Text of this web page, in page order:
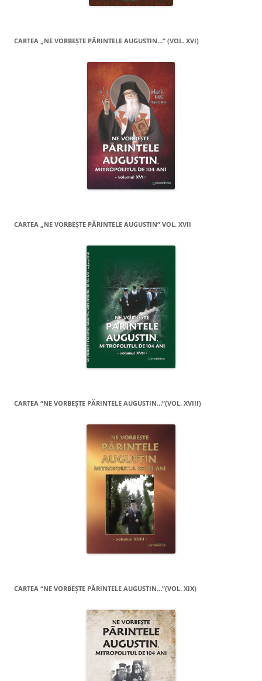
CARTEA „NE VORBEŞTE PĂRINTELE AUGUSTIN…” (VOL. XVI)
CARTEA „NE VORBEŞTE PĂRINTELE AUGUSTIN” VOL. XVII
CARTEA “NE VORBEŞTE PĂRINTELE AUGUSTIN…”(VOL. XVIII)
CARTEA “NE VORBEŞTE PĂRINTELE AUGUSTIN…”(VOL. XIX)